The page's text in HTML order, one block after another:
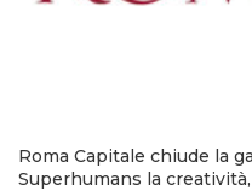
Roma Capitale chiude la
Superhumans la